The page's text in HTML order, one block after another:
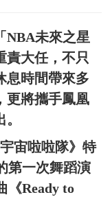
NBA未來之星
責大任，不只
息時間帶來多
更將攜手鳳凰
宙啦啦隊》特
第一次舞蹈演
《Ready to